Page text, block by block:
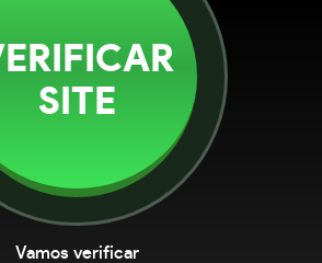
SITE
Vamos verificar